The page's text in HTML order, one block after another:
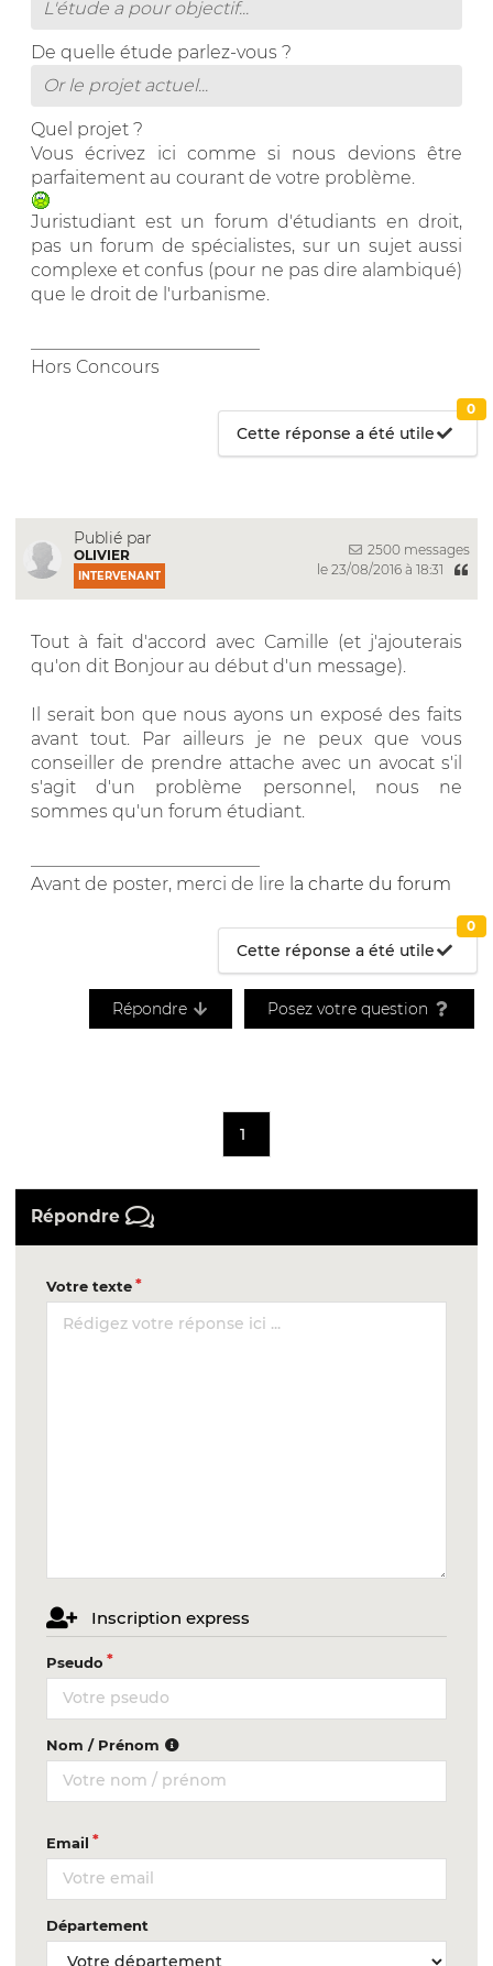
L'étude a pour objectif...
De quelle étude parlez-vous ?
Or le projet actuel...
Quel projet ?
Vous écrivez ici comme si nous devions être
parfaitement au courant de votre problème.
Juristudiant est un forum d'étudiants en droit,
pas un forum de spécialistes, sur un sujet aussi
complexe et confus (pour ne pas dire alambiqué)
que le droit de l'urbanisme.
Hors Concours
Cette réponse a été utile
0
Publié par
OLIVIER
INTERVENANT
2500 messages
le 23/08/2016 à 18:31
Tout à fait d'accord avec Camille (et j'ajouterais
qu'on dit Bonjour au début d'un message).
Il serait bon que nous ayons un exposé des faits
avant tout. Par ailleurs je ne peux que vous
conseiller de prendre attache avec un avocat s'il
s'agit d'un problème personnel, nous ne
sommes qu'un forum étudiant.
Avant de poster, merci de lire la charte du forum
Cette réponse a été utile
0
Répondre Posez votre question
1
Répondre
Votre texte
Inscription express
Pseudo
Nom / Prénom
Email
Département